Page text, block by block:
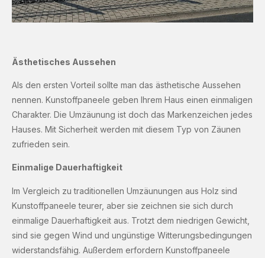
Ästhetisches Aussehen
Als den ersten Vorteil sollte man das ästhetische Aussehen
nennen. Kunstoffpaneele geben Ihrem Haus einen einmaligen
Charakter. Die Umzäunung ist doch das Markenzeichen jedes
Hauses. Mit Sicherheit werden mit diesem Typ von Zäunen
zufrieden sein.
Einmalige Dauerhaftigkeit
Im Vergleich zu traditionellen Umzäunungen aus Holz sind
Kunstoffpaneele teurer, aber sie zeichnen sie sich durch
einmalige Dauerhaftigkeit aus. Trotzt dem niedrigen Gewicht,
sind sie gegen Wind und ungünstige Witterungsbedingungen
widerstandsfähig. Außerdem erfordern Kunstoffpaneele